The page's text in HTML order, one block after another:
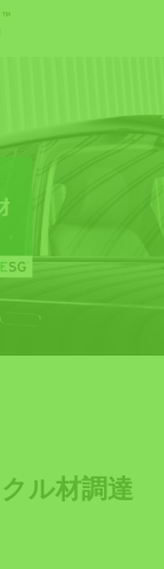
ル材調達